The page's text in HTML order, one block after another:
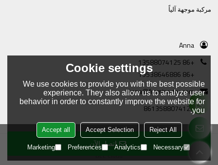
اتصل الآن
مركبة موجهة آلياً
Anna
+86 13588074125
+86 19538646886
Anna@framtractor.com
8613588074125
Copyright © 2026Tianjin Tractor Manufacturing Company Ltd.Support By
Cookie settings
We use cookies to provide you with the best possible
experience. They also allow us to analyze user
behavior in order to constantly improve the website for
you.
Reject All
Accept Selection
Accept all
Necessary
Analytics
Preferences
Marketing